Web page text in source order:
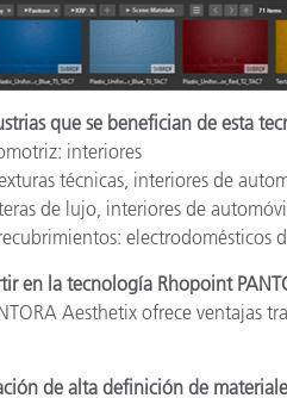
que se benefician de esta
interiores
técnicas, interiores de
de lujo, interiores de
electrodomésticos
en la tecnología Rhopoint
Aesthetix ofrece ventajas
de alta definición de